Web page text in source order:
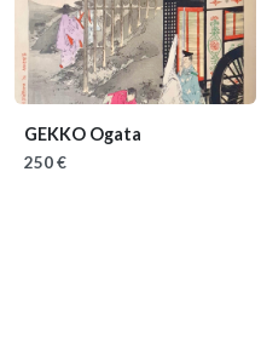
GEKKO Ogata
250 €